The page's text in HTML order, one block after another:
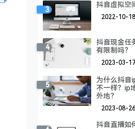
3
抖音虚拟空
2022-10-18
4
抖音现金任
有限制吗？
2023-03-17
5
为什么抖音
不一样？ip
外地？
2023-08-26
抖音直播如